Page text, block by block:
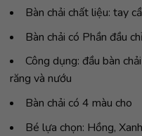
Bàn chải chất liệu: tay
Bàn chải có Phần đầu
Công dụng: đầu bàn
răng và nướu
Bàn chải có 4 màu cho
Bé lựa chọn: Hồng,